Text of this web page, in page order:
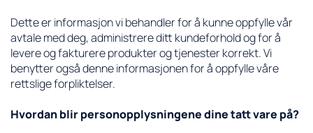
Dette er informasjon vi behandler for å kunne oppfylle vår
avtale med deg, administrere ditt kundeforhold og for å
levere og fakturere produkter og tjenester korrekt. Vi
benytter også denne informasjonen for å oppfylle våre
rettslige forpliktelser.
Hvordan blir personopplysningene dine tatt vare på?